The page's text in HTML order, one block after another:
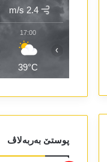
2.4 m/s
17:00
39°C
›
پوستێ بەربەلاڤ